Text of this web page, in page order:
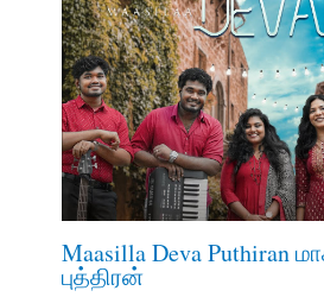
Maasilla Deva Puthiran
புத்திரன்